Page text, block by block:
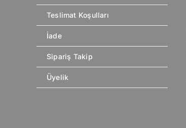
Teslimat Koşulları
İade
Sipariş Takip
Üyelik